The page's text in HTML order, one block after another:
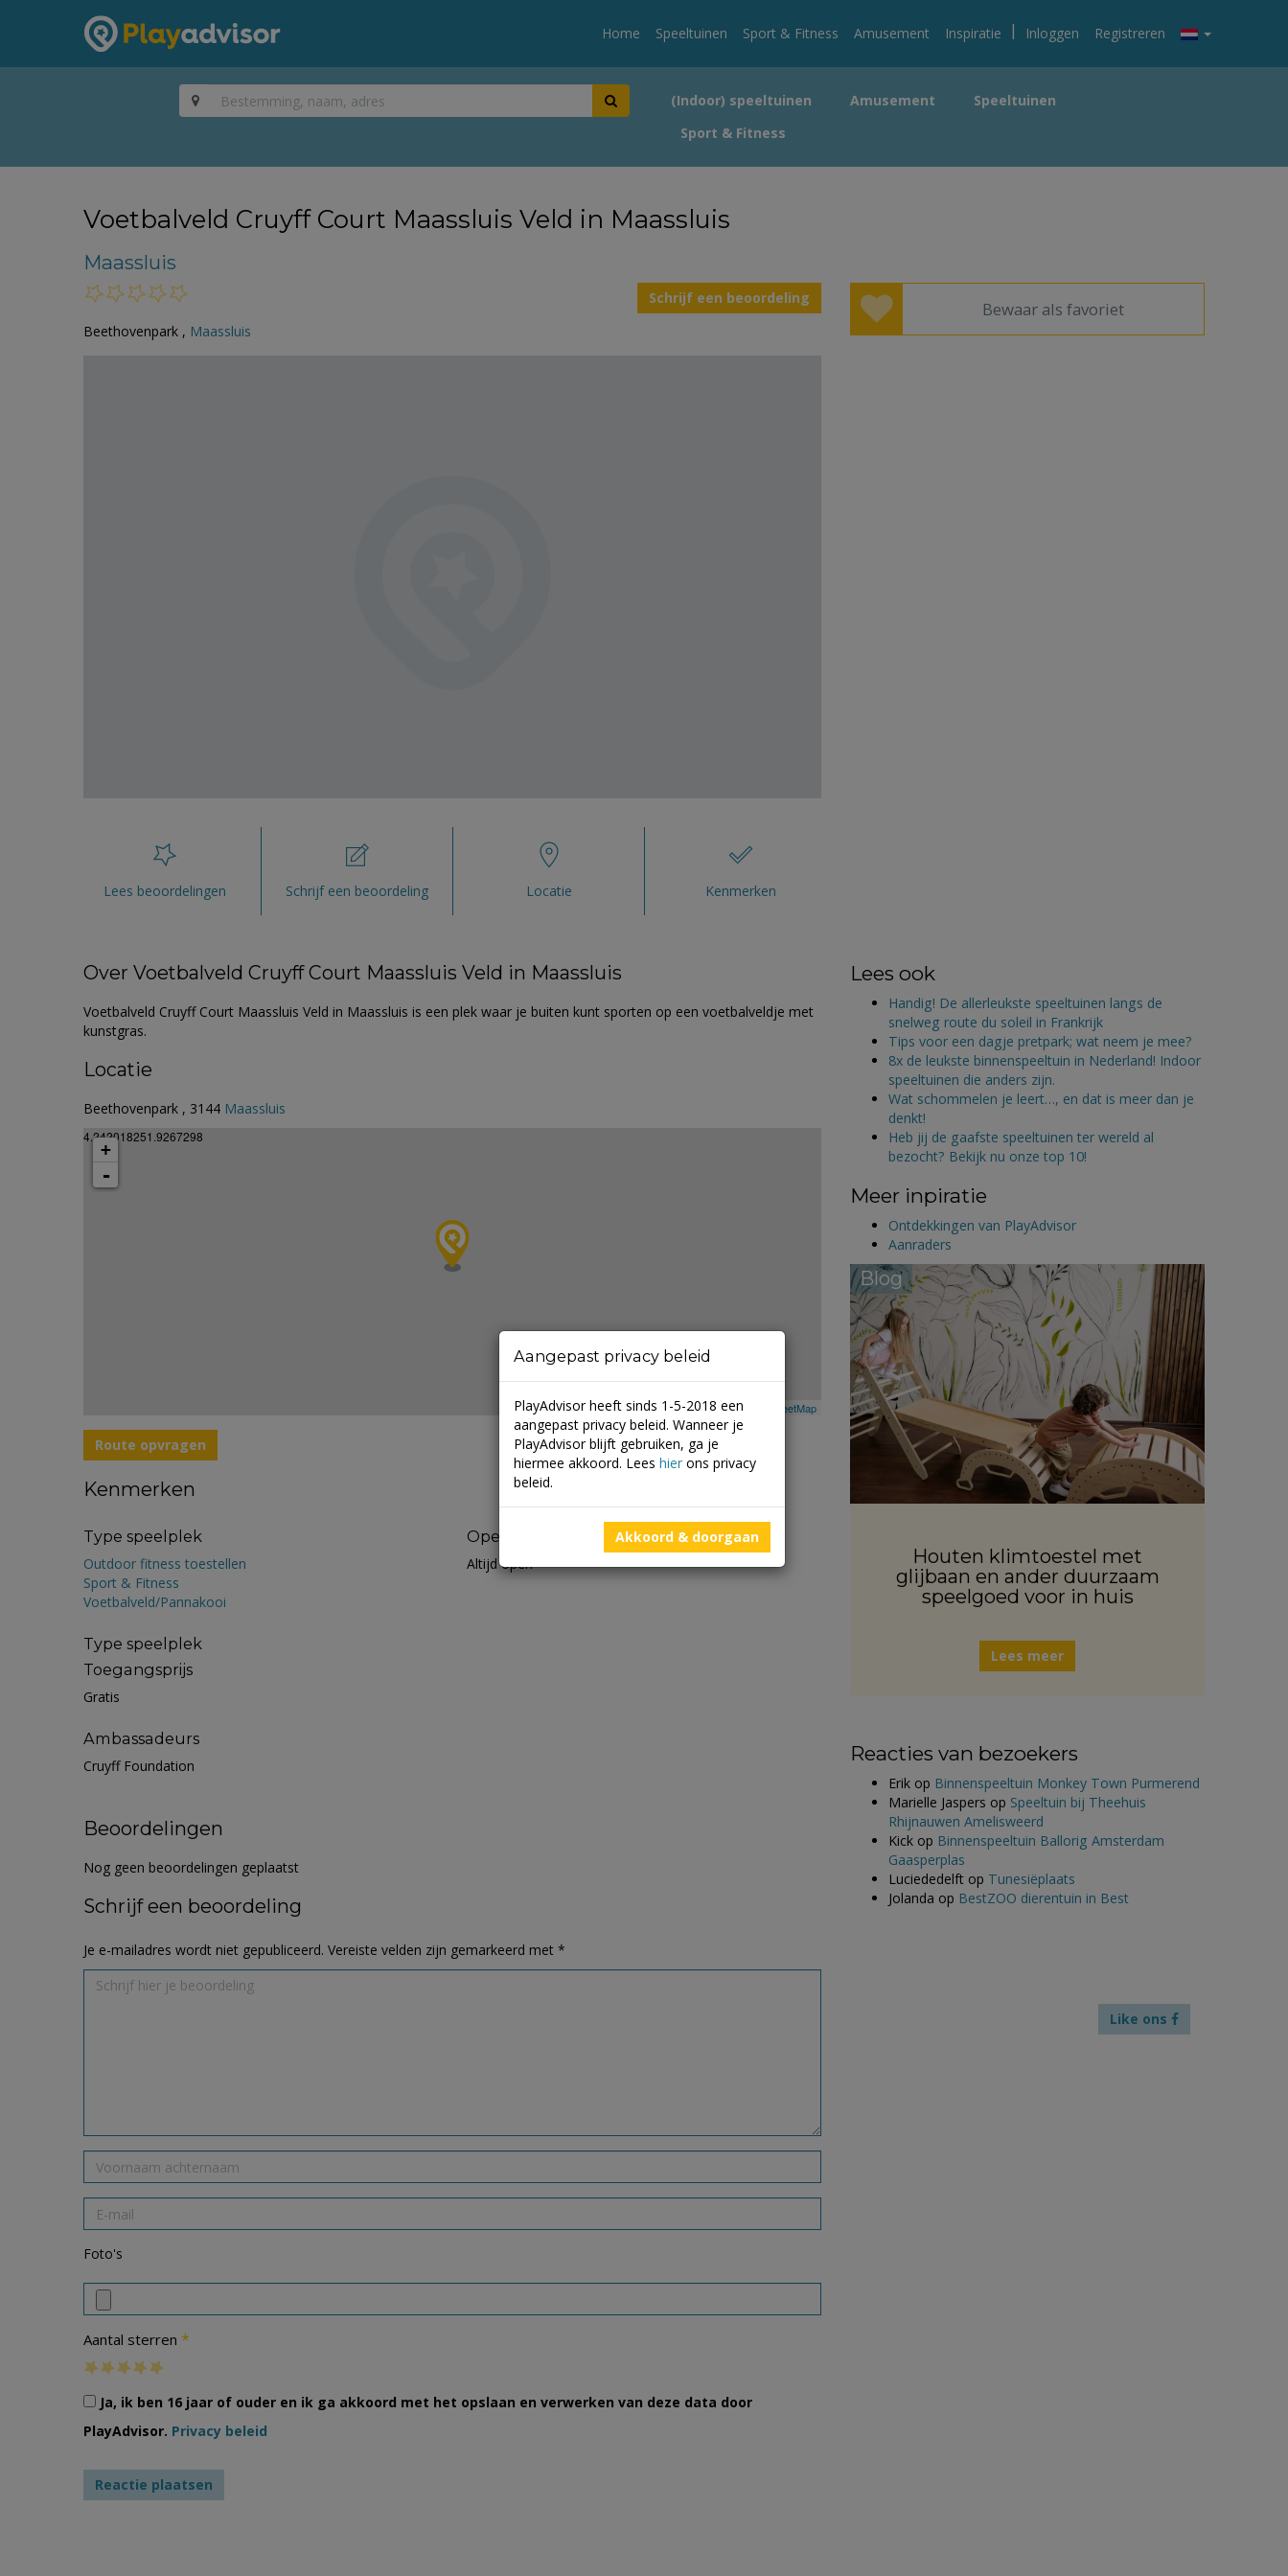
Home Speeltuinen Sport & Fitness Amusement Inspiratie | Inloggen Registreren
(Indoor) speeltuinen Amusement
Speeltuinen
Sport & Fitness
Voetbalveld Cruyff Court Maassluis Veld in Maassluis
Maassluis
Schrijf een beoordeling
Beethovenpark , Maassluis
Bewaar als favoriet
Lees beoordelingen Schrijf een beoordeling Locatie Kenmerken
Over Voetbalveld Cruyff Court Maassluis Veld in Maassluis
Voetbalveld Cruyff Court Maassluis Veld in Maassluis is een plek waar je buiten kunt sporten op een voetbalveldje met
kunstgras.
Locatie
Beethovenpark , 3144 Maassluis
4.242018251.9267298
+
-
Leaflet| ©Mapbox© OpenStreetMap
Route opvragen
Kenmerken
Type speelplek
Outdoor fitness toestellen
Sport & Fitness
Voetbalveld/Pannakooi
Type speelplek
Toegangsprijs
Gratis
Ambassadeurs
Cruyff Foundation
Openingstijden
Altijd open
Beoordelingen
Nog geen beoordelingen geplaatst
Schrijf een beoordeling
Je e-mailadres wordt niet gepubliceerd. Vereiste velden zijn gemarkeerd met *
Foto's
Aantal sterren *
Ja, ik ben 16 jaar of ouder en ik ga akkoord met het opslaan en verwerken van deze data door
PlayAdvisor. Privacy beleid
Lees ook
Handig! De allerleukste speeltuinen langs de
snelweg route du soleil in Frankrijk
Tips voor een dagje pretpark; wat neem je mee?
8x de leukste binnenspeeltuin in Nederland! Indoor
speeltuinen die anders zijn.
Wat schommelen je leert…, en dat is meer dan je
denkt!
Heb jij de gaafste speeltuinen ter wereld al
bezocht? Bekijk nu onze top 10!
Meer inpiratie
Ontdekkingen van PlayAdvisor
Aanraders
Blog
Houten klimtoestel met
glijbaan en ander duurzaam
speelgoed voor in huis
Lees meer
Reacties van bezoekers
Erik op Binnenspeeltuin Monkey Town Purmerend
Marielle Jaspers op Speeltuin bij Theehuis
Rhijnauwen Amelisweerd
Kick op Binnenspeeltuin Ballorig Amsterdam
Gaasperplas
Luciededelft op Tunesiëplaats
Jolanda op BestZOO dierentuin in Best
Like ons
Aangepast privacy beleid
PlayAdvisor heeft sinds 1-5-2018 een
aangepast privacy beleid. Wanneer je
PlayAdvisor blijft gebruiken, ga je
hiermee akkoord. Lees hier ons privacy
beleid.
Akkoord & doorgaan